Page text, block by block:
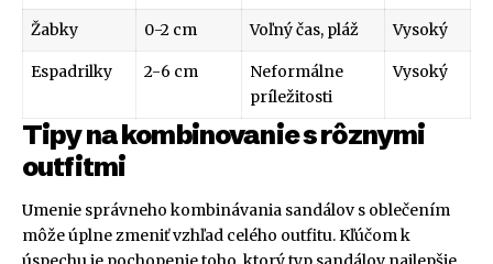
Žabky 0-2 cm Voľný čas, pláž Vysoký
Espadrilky 2-6 cm
Neformálne
príležitosti
Vysoký
Tipy na kombinovanie s rôznymi
outfitmi
Umenie správneho kombinávania sandálov s oblečením
môže úplne zmeniť vzhľad celého outfitu. Kľúčom k